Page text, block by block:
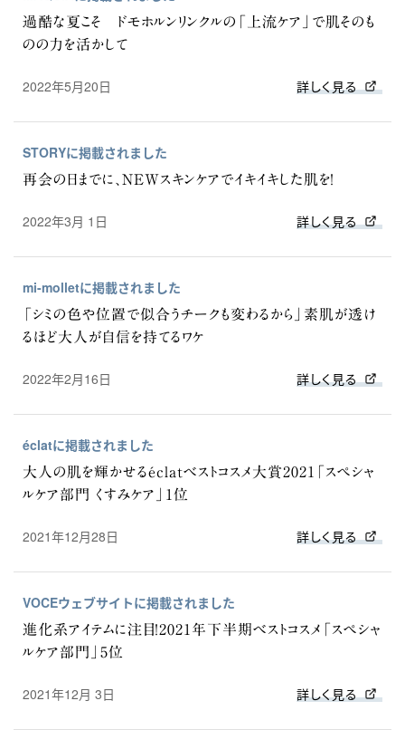
過酷な夏こそ ドモホルンリンクルの「上流ケア」で肌そのも
のの力を活かして
2022年5月20日 詳しく見る
STORYに掲載されました
再会の日までに、NEWスキンケアでイキイキした肌を！
2022年3月 1日 詳しく見る
mi-molletに掲載されました
「シミの色や位置で似合うチークも変わるから」素肌が透け
るほど大人が自信を持てるワケ
2022年2月16日 詳しく見る
éclatに掲載されました
大人の肌を輝かせるéclatベストコスメ大賞2021「スペシャ
ルケア部門 くすみケア」1位
2021年12月28日 詳しく見る
VOCEウェブサイトに掲載されました
進化系アイテムに注目！2021年下半期ベストコスメ「スペシャ
ルケア部門」5位
2021年12月 3日 詳しく見る